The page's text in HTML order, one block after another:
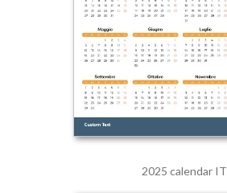
2025 calendar IT